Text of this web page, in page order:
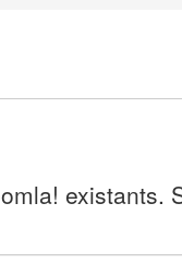
existants.